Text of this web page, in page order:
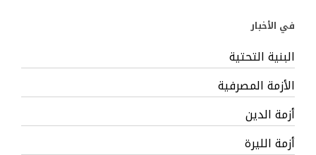
في الأخبار
البنية التحتية
الأزمة المصرفية
أزمة الدين
أزمة الليرة